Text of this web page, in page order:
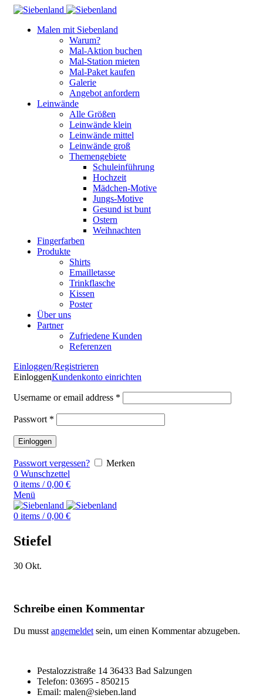
Malen mit Siebenland
Warum?
Mal-Aktion buchen
Mal-Station mieten
Mal-Paket kaufen
Galerie
Angebot anfordern
Leinwände
Alle Größen
Leinwände klein
Leinwände mittel
Leinwände groß
Themengebiete
Schuleinführung
Hochzeit
Mädchen-Motive
Jungs-Motive
Gesund ist bunt
Ostern
Weihnachten
Fingerfarben
Produkte
Shirts
Emailletasse
Trinkflasche
Kissen
Poster
Über uns
Partner
Zufriedene Kunden
Referenzen
Einloggen/Registrieren
EinloggenKundenkonto einrichten
Username or email address *
Passwort *
Einloggen
Passwort vergessen?
Merken
0 Wunschzettel
0 items / 0,00 €
Menü
0 items / 0,00 €
Stiefel
30 Okt.
Schreibe einen Kommentar
Du musst angemeldet sein, um einen Kommentar abzugeben.
Pestalozzistraße 14 36433 Bad Salzungen
Telefon: 03695 - 850215
Email: malen@sieben.land